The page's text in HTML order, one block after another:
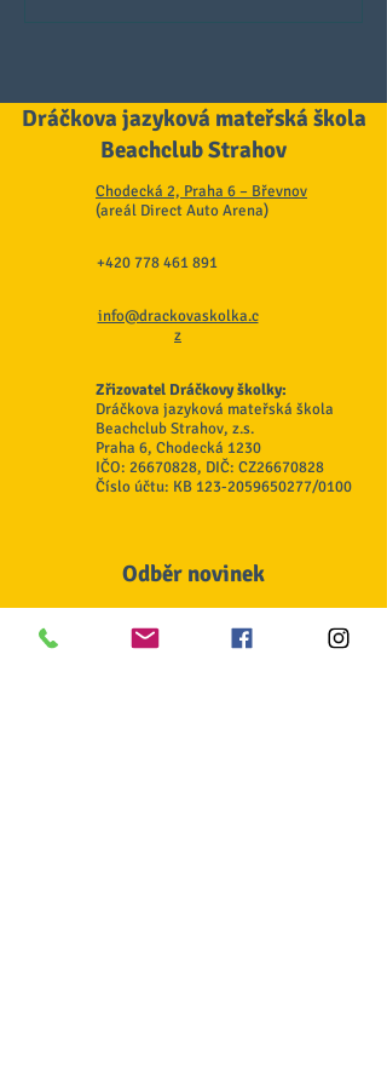
Dráčkova jazyková mateřská škola
Beachclub Strahov
Chodecká 2, Praha 6 – Břevnov
(areál Direct Auto Arena)
+420 778 461 891
info@drackovaskolka.c
z
Zřizovatel Dráčkovy školky:
Dráčkova jazyková mateřská škola
Beachclub Strahov, z.s.
Praha 6, Chodecká 1230
IČO: 26670828, DIČ: CZ26670828
Číslo účtu: KB 123-2059650277/0100
Odběr novinek